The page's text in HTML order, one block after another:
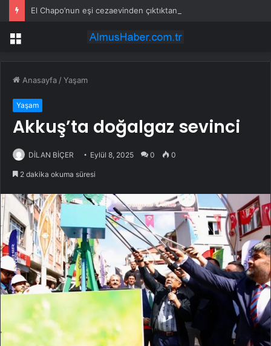
Menü
Anasayfa /Yaşam
Yaşam
Akkuş’ta doğalgaz sevinci
DİLAN BİÇER Eylül 8, 2025 0 0
2 dakika okuma süresi